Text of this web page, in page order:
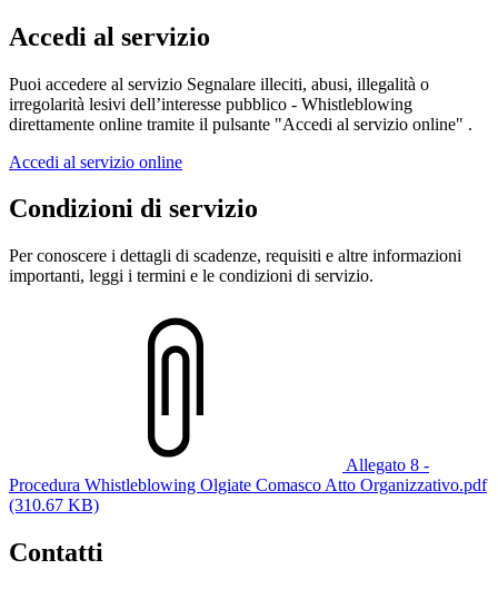
Accedi al servizio
Puoi accedere al servizio Segnalare illeciti, abusi, illegalità o
irregolarità lesivi dell’interesse pubblico - Whistleblowing
direttamente online tramite il pulsante "Accedi al servizio online" .
Accedi al servizio online
Condizioni di servizio
Per conoscere i dettagli di scadenze, requisiti e altre informazioni
importanti, leggi i termini e le condizioni di servizio.
Allegato 8 -
Procedura Whistleblowing Olgiate Comasco Atto Organizzativo.pdf
(310.67 KB)
Contatti